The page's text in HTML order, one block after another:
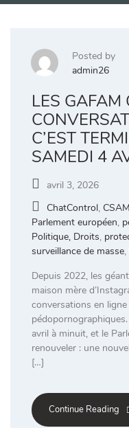
Posted by
admin26
LES
C’EST
SAMEDI 4
avril 3, 2026
ChatControl, CSAM
Parlement européen,
Politique, Droits,
surveillance de masse,
Depuis 2022, les
maison mère
conversations en
avril à minuit, et le
renouveler : une
[…]
Continue Reading